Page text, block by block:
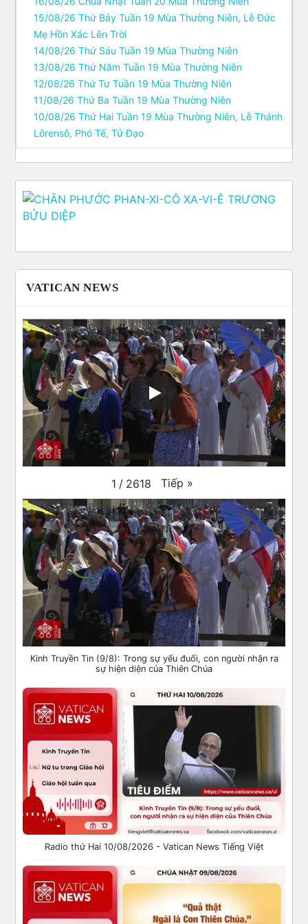
15/08/26 Thứ Bảy Tuần 19 Mùa Thường Niên, Lễ Ðức
Mẹ Hồn Xác Lên Trời
14/08/26 Thứ Sáu Tuần 19 Mùa Thường Niên
13/08/26 Thứ Năm Tuần 19 Mùa Thường Niên
12/08/26 Thứ Tư Tuần 19 Mùa Thường Niên
11/08/26 Thứ Ba Tuần 19 Mùa Thường Niên
10/08/26 Thứ Hai Tuần 19 Mùa Thường Niên, Lễ Thánh
Lôrensô, Phó Tế, Tử Ðạo
VATICAN NEWS
1 / 2618 Tiếp »
Kinh Truyền Tin (9/8): Trong sự yếu đuối, con người nhận ra
sự hiện diện của Thiên Chúa
Radio thứ Hai 10/08/2026 - Vatican News Tiếng Việt